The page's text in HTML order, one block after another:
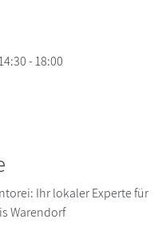
- 18:00
Ihr lokaler Experte für
Warendorf